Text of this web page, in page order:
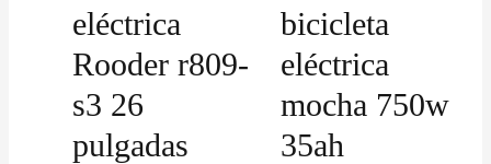
eléctrica
Rooder r809-
s3 26
pulgadas
bicicleta
eléctrica
mocha 750w
35ah